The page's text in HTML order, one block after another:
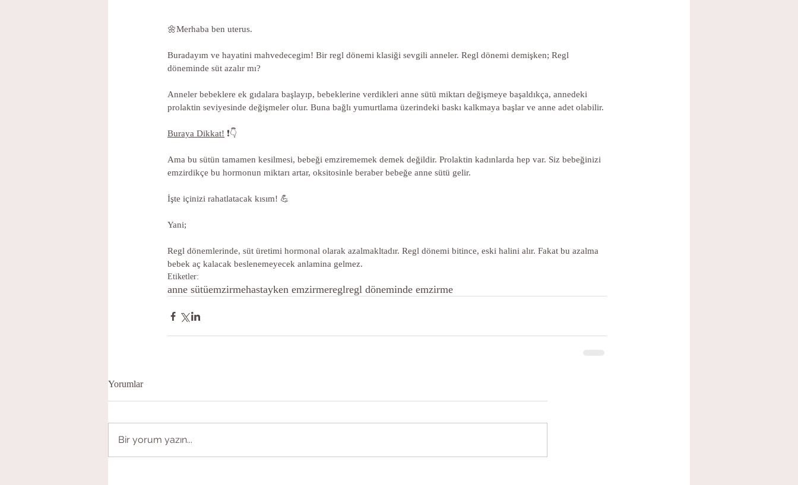
🌼Merhaba ben uterus.
Buradayım ve hayatini mahvedecegim! Bir regl dönemi klasiği sevgili anneler. Regl dönemi demişken; Regl
döneminde süt azalır mı?
Anneler bebeklere ek gıdalara başlayıp, bebeklerine verdikleri anne sütü miktarı değişmeye başaldıkça, annedeki
prolaktin seviyesinde değişmeler olur. Buna bağlı yumurtlama üzerindeki baskı kalkmaya başlar ve anne adet olabilir.
Buraya Dikkat! ❗👇
Ama bu sütün tamamen kesilmesi, bebeği emzirememek demek değildir. Prolaktin kadınlarda hep var. Siz bebeğinizi
emzirdikçe bu hormonun miktarı artar, oksitosinle beraber bebeğe anne sütü gelir.
İşte içinizi rahatlatacak kısım! 💪
Yani;
Regl dönemlerinde, süt üretimi hormonal olarak azalmakltadır. Regl dönemi bitince, eski halini alır. Fakat bu azalma
bebek aç kalacak beslenemeyecek anlamina gelmez.
Etiketler:
anne sütüemzirmehastayken emzirmereglregl döneminde emzirme
Yorumlar
Bir yorum yazın...